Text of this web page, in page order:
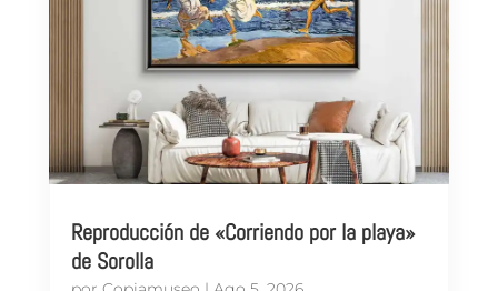
Reproducción de «Corriendo por la playa»
de Sorolla